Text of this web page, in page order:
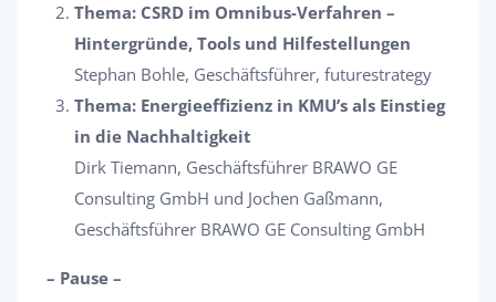
Thema: CSRD im Omnibus-Verfahren –
Hintergründe, Tools und Hilfestellungen
Stephan Bohle, Geschäftsführer, futurestrategy
Thema: Energieeffizienz in KMU’s als Einstieg
in die Nachhaltigkeit
Dirk Tiemann, Geschäftsführer BRAWO GE
Consulting GmbH und Jochen Gaßmann,
Geschäftsführer BRAWO GE Consulting GmbH
– Pause –